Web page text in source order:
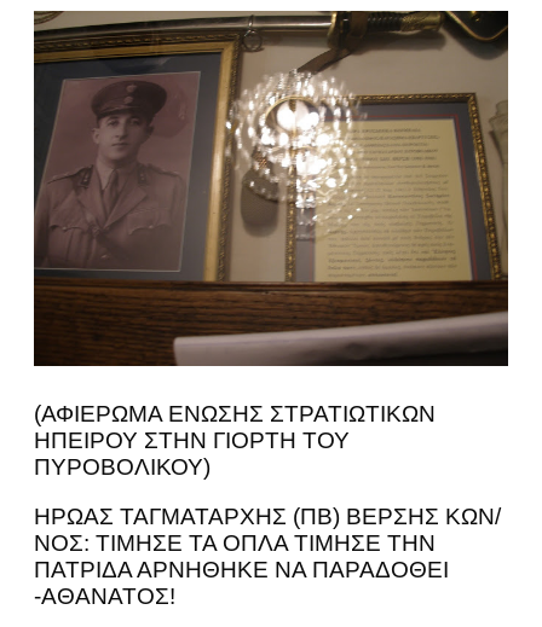
(ΑΦΙΕΡΩΜΑ ΕΝΩΣΗΣ ΣΤΡΑΤΙΩΤΙΚΩΝ
ΗΠΕΙΡΟΥ ΣΤΗΝ ΓΙΟΡΤΗ ΤΟΥ
ΠΥΡΟΒΟΛΙΚΟΥ)
ΗΡΩΑΣ ΤΑΓΜΑΤΑΡΧΗΣ (ΠΒ) ΒΕΡΣΗΣ ΚΩΝ/
ΝΟΣ: ΤΙΜΗΣΕ ΤΑ ΟΠΛΑ ΤΙΜΗΣΕ ΤΗΝ
ΠΑΤΡΙΔΑ ΑΡΝΗΘΗΚΕ ΝΑ ΠΑΡΑΔΟΘΕΙ
-ΑΘΑΝΑΤΟΣ!